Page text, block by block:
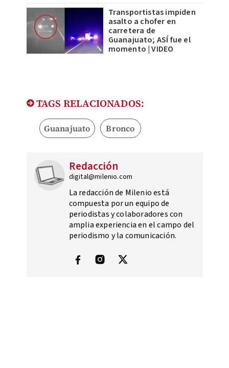
Transportistas impiden
asalto a chofer en
carretera de
Guanajuato; ASÍ fue el
momento | VIDEO
TAGS RELACIONADOS:
Guanajuato Bronco
Redacción
digital@milenio.com
La redacción de Milenio está
compuesta por un equipo de
periodistas y colaboradores con
amplia experiencia en el campo del
periodismo y la comunicación.